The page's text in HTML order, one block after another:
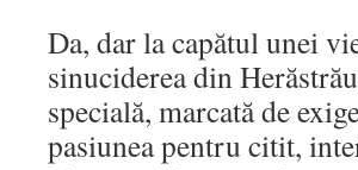
Da, dar la capătul unei
sinuciderea din
specială, marcată de
pasiunea pentru citit,